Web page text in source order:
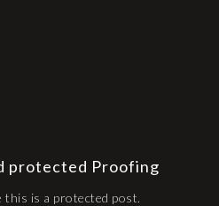
protected Proofing
this is a protected post.